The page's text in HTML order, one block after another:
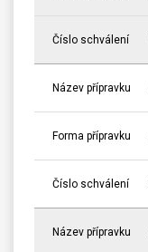
Číslo schválení
Název přípravku
Forma přípravku
Číslo schválení
Název přípravku